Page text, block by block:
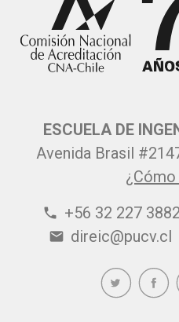
ESCUELA DE
Avenida Brasil
phone +56 32 227
email direic@pucv.cl